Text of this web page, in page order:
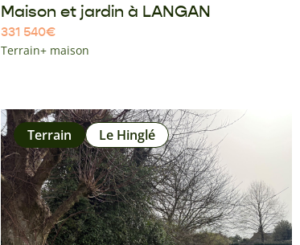
Maison et jardin à LANGAN
331 540€
Terrain+ maison
Terrain Le Hinglé